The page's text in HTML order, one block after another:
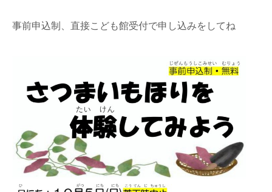
事前申込制、直接こども館受付で申し込みをしてね